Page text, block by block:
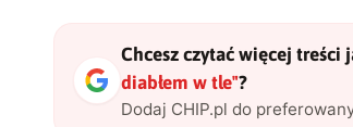
Chcesz czytać więcej treści
diabłem w tle"?
Dodaj CHIP.pl do